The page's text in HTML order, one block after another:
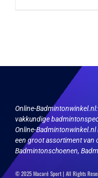
Online-Badmintonwinkel.nl:
vakkundige
Online-
een groot assortiment van
Badmintonschoenen,
© 2025 Macaré Sport | All Rights